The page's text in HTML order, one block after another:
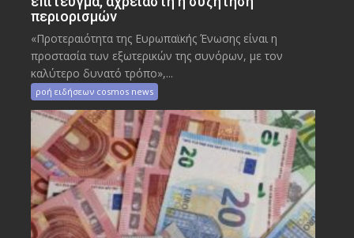
περιορισμών
«Προτεραιότητα της Ευρωπαϊκής Ένωσης είναι η
προστασία των εξωτερικών της συνόρων, με τον
καλύτερο δυνατό τρόπο»,...
ροή ειδήσεων cosmos news